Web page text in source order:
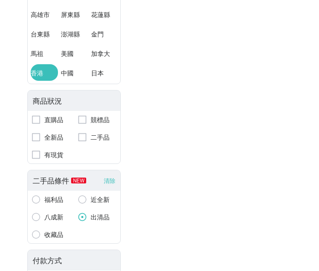
高雄市 屏東縣 花蓮縣
台東縣 澎湖縣 金門
馬祖 美國 加拿大
香港 中國 日本
商品狀況
直購品
競標品
全新品
二手品
有現貨
二手品條件 NEW 清除
福利品
近全新
八成新
出清品
收藏品
付款方式